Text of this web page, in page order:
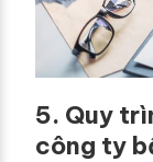
5. Quy
công ty